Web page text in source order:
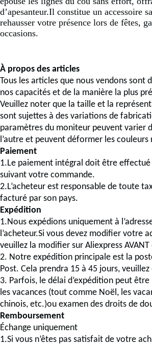
d’apesanteur.Il constitue un accessoire
rehausser votre présence lors de fêtes,
occasions.
À propos des articles
Tous les articles que nous vendons sont
nos capacités et de la manière la plus
Veuillez noter que la taille et la
sont sujettes à des variations de
paramètres du moniteur peuvent varier
l’autre et peuvent déformer les couleurs
Paiement
1.Le paiement intégral doit être effectué
suivant votre commande.
2.L’acheteur est responsable de toute
facturé par son pays.
Expédition
1.Nous expédions uniquement à
l’acheteur.Si vous devez modifier votre
veuillez la modifier sur Aliexpress AVANT
2. Notre expédition principale est la
Post. Cela prendra 15 à 45 jours,
3. Parfois, le délai d’expédition peut
les vacances (tout comme Noël, les
chinois, etc.)ou examen des droits de
Remboursement
Échange uniquement
1.Si vous n’êtes pas satisfait de votre